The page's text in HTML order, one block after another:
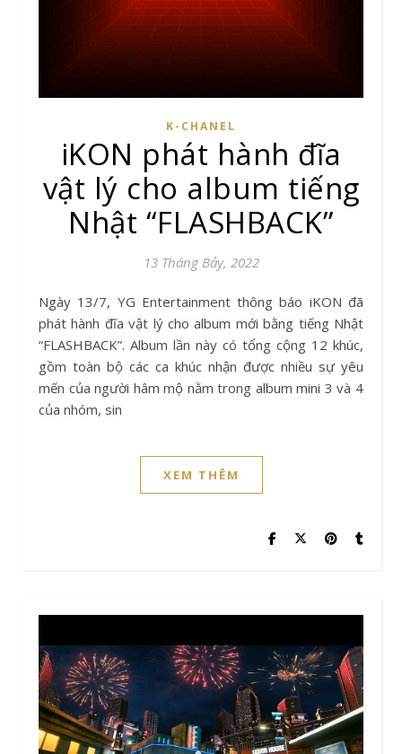
K-CHANEL
iKON phát hành đĩa
vật lý cho album tiếng
Nhật “FLASHBACK”
13 Tháng Bảy, 2022
Ngày 13/7, YG Entertainment thông báo iKON đã
phát hành đĩa vật lý cho album mới bằng tiếng Nhật
“FLASHBACK”. Album lần này có tổng cộng 12 khúc,
gồm toàn bộ các ca khúc nhận được nhiều sự yêu
mến của người hâm mộ nằm trong album mini 3 và 4
của nhóm, sin
XEM THÊM